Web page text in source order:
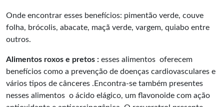
Onde encontrar esses benefícios: pimentão verde, couve
folha, brócolis, abacate, maçã verde, vargem, quiabo entre
outros.
Alimentos roxos e pretos : esses alimentos oferecem
benefícios como a prevenção de doenças cardiovasculares e
vários tipos de cânceres .Encontra-se também presentes
nesses alimentos o ácido elágico, um flavonoide com ação